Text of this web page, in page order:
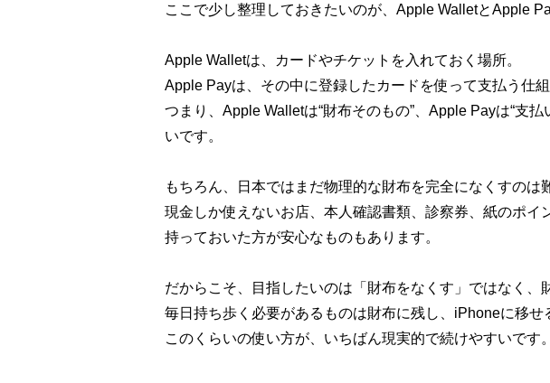
ここで少し整理しておきたいのが、Apple WalletとApple
Apple Walletは、カードやチケットを入れておく場所。
Apple Payは、その中に登録したカードを使って支払う仕組
つまり、Apple Walletは“財布そのもの”、Apple Payは“支
いです。
もちろん、日本ではまだ物理的な財布を完全になくすのは
現金しか使えないお店、本人確認書類、診察券、紙のポイ
持っておいた方が安心なものもあります。
だからこそ、目指したいのは「財布をなくす」ではなく、
毎日持ち歩く必要があるものは財布に残し、iPhoneに移せ
このくらいの使い方が、いちばん現実的で続けやすいです。